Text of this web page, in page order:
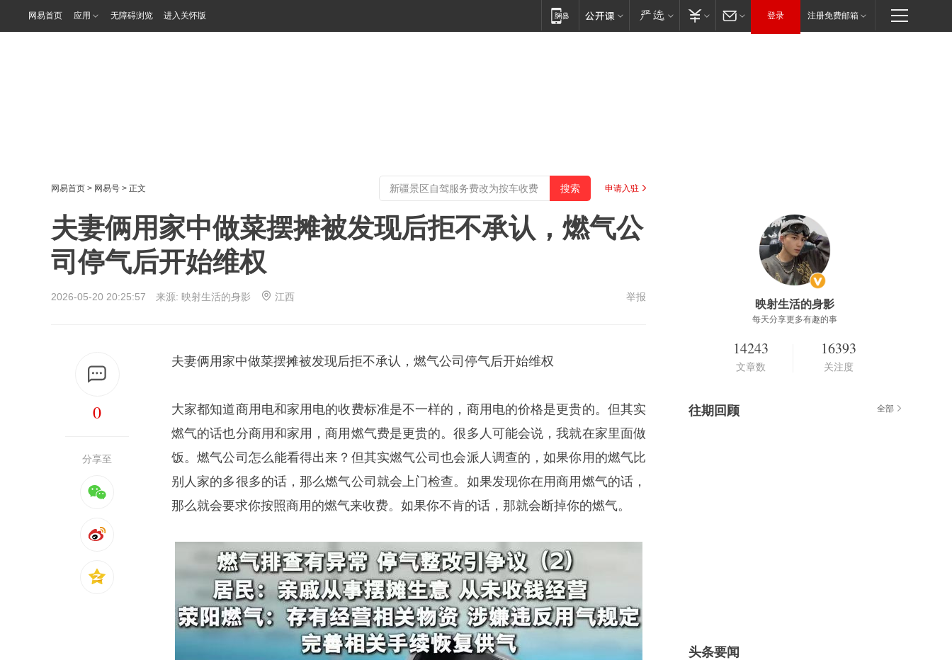
网易首页 应用 无障碍浏览 进入关怀版 登录 注册免费邮箱
网易首页 > 网易号 > 正文 申请入驻
夫妻俩用家中做菜摆摊被发现后拒不承认，燃气公
司停气后开始维权
2026-05-20 20:25:57 来源: 映射生活的身影 江西 举报
0
分享至
夫妻俩用家中做菜摆摊被发现后拒不承认，燃气公司停气后开始维权
大家都知道商用电和家用电的收费标准是不一样的，商用电的价格是更贵的。但其实
燃气的话也分商用和家用，商用燃气费是更贵的。很多人可能会说，我就在家里面做
饭。燃气公司怎么能看得出来？但其实燃气公司也会派人调查的，如果你用的燃气比
别人家的多很多的话，那么燃气公司就会上门检查。如果发现你在用商用燃气的话，
那么就会要求你按照商用的燃气来收费。如果你不肯的话，那就会断掉你的燃气。
映射生活的身影
每天分享更多有趣的事
14243
文章数
16393
关注度
往期回顾 全部
头条要闻